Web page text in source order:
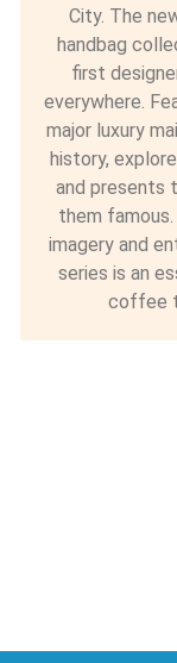
City. The
handbag
first
everywhere.
major luxury
history,
and presents
them
imagery and
series is an
coffee